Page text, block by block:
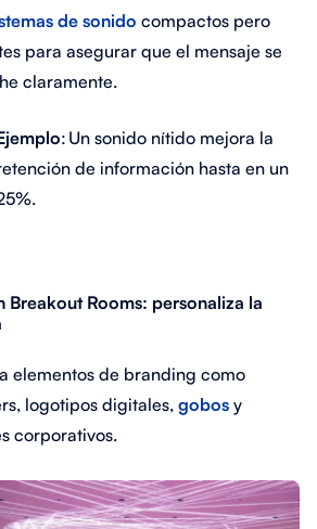
de sonido compactos pero
para asegurar que el mensaje se
claramente.
: Un sonido nítido mejora la
de información hasta en un
Breakout Rooms: personaliza la
elementos de branding como
logotipos digitales, gobos y
corporativos.